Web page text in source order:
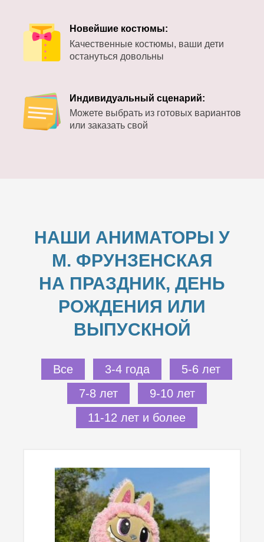
Новейшие костюмы:
Качественные костюмы, ваши дети
остануться довольны
Индивидуальный сценарий:
Можете выбрать из готовых вариантов
или заказать свой
НАШИ АНИМАТОРЫ У
М. ФРУНЗЕНСКАЯ
НА ПРАЗДНИК, ДЕНЬ
РОЖДЕНИЯ ИЛИ
ВЫПУСКНОЙ
Все 3-4 года
5-6 лет
7-8 лет
9-10 лет
11-12 лет и более